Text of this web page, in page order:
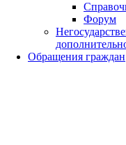
Форум
Обращения граждан